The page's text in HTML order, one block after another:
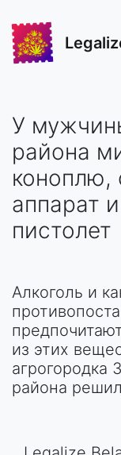
У
района
коноплю,
аппарат
пистолет
Алкоголь и
из этих
агрогородка
района